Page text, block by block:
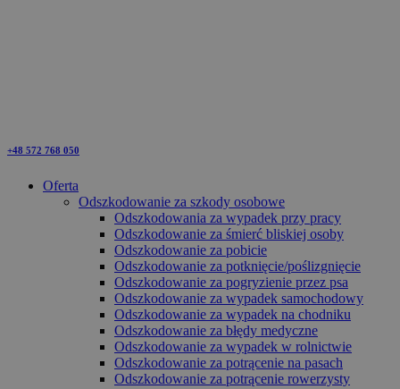
+48 572 768 050
Oferta
Odszkodowanie za szkody osobowe
Odszkodowania za wypadek przy pracy
Odszkodowanie za śmierć bliskiej osoby
Odszkodowanie za pobicie
Odszkodowanie za potknięcie/poślizgnięcie
Odszkodowanie za pogryzienie przez psa
Odszkodowanie za wypadek samochodowy
Odszkodowanie za wypadek na chodniku
Odszkodowanie za błędy medyczne
Odszkodowanie za wypadek w rolnictwie
Odszkodowanie za potrącenie na pasach
Odszkodowanie za potrącenie rowerzysty